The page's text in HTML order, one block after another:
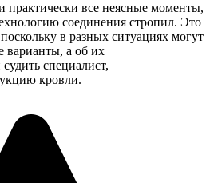
практически все неясные моменты,
соединения стропил. Это
в разных ситуациях могут
варианты, а об их
специалист,
кровли.